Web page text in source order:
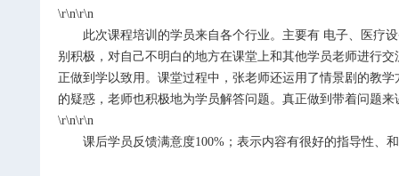
\r\n\r\n
此次课程培训的学员来自各个行业。主要有 电子、医疗
别积极，对自己不明白的地方在课堂上和其他学员老师进行
正做到学以致用。课堂过程中，张老师还运用了情景剧的教
的疑惑，老师也积极地为学员解答问题。真正做到带着问题
\r\n\r\n
课后学员反馈满意度100% ；表示内容有很好的指导性、